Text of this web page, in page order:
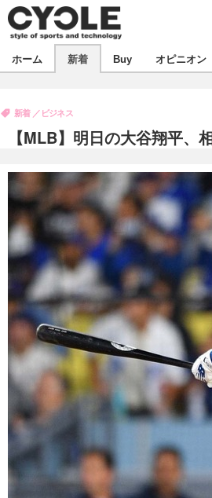
デバイス
スポーツ
イベント
エンタメ
ライフ
ホーム 新着 Buy オピニオン
【MLB】明日の大谷翔平
新着 ビジネス